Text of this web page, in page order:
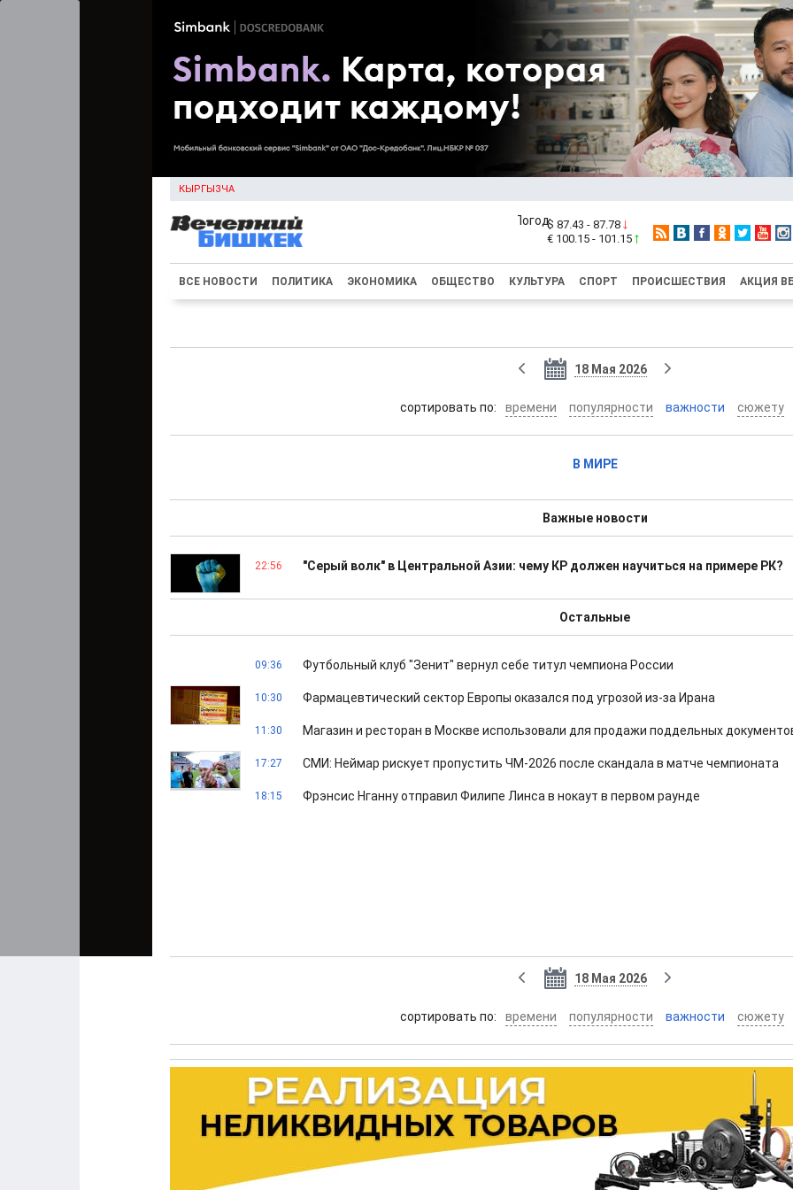
КЫРГЫЗЧА
$ 87.43 - 87.78
€ 100.15 - 101.15
ВСЕ НОВОСТИ ПОЛИТИКА ЭКОНОМИКА ОБЩЕСТВО КУЛЬТУРА СПОРТ ПРОИСШЕСТВИЯ АКЦИЯ
18 Мая 2026
cортировать по: времени популярности важности сюжету
В МИРЕ
Важные новости
22:56 "Серый волк" в Центральной Азии: чему КР должен научиться на примере РК?
Остальные
09:36 Футбольный клуб "Зенит" вернул себе титул чемпиона России
10:30 Фармацевтический сектор Европы оказался под угрозой из-за Ирана
11:30 Магазин и ресторан в Москве использовали для продажи поддельных
17:27 СМИ: Неймар рискует пропустить ЧМ-2026 после скандала в матче чемпионата
18:15 Фрэнсис Нганну отправил Филипе Линса в нокаут в первом раунде
18 Мая 2026
cортировать по: времени популярности важности сюжету